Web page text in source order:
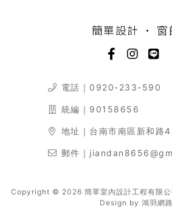
簡單設計 • 窗
電話｜ 0920-233-590
統編｜90158656
地址｜台南市南區新和路
郵件｜
Copyright © 2026 簡單室內設計工程有限
Design by 鴻羽網路